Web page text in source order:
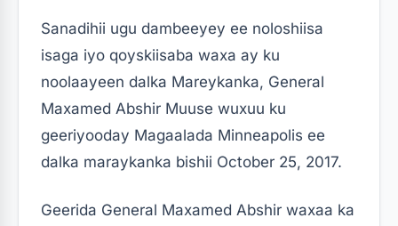
Sanadihii ugu dambeeyey ee noloshiisa
isaga iyo qoyskiisaba waxa ay ku
noolaayeen dalka Mareykanka, General
Maxamed Abshir Muuse wuxuu ku
geeriyooday Magaalada Minneapolis ee
dalka maraykanka bishii October 25, 2017.
Geerida General Maxamed Abshir waxaa ka